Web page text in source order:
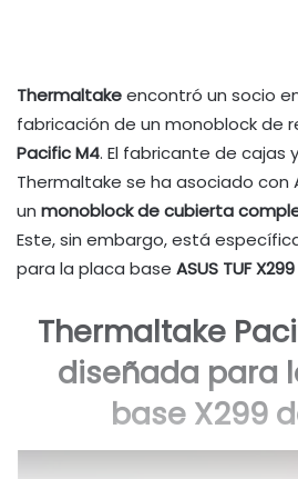
Thermaltakeencontró un socio
fabricación de un monoblock de
Pacific M4. El fabricante de cajas
Thermaltake se ha asociado con
un monoblock de cubierta
Este, sin embargo, está
para la placa base ASUS TUF
Thermaltake
diseñada para
base X299